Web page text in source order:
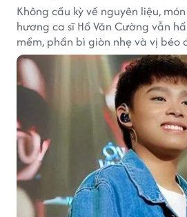
Không cầu kỳ về nguyên liệu,
hương ca sĩ Hồ Văn Cường vẫn
mềm, phần bì giòn nhẹ và vị béo
cốt dừa.